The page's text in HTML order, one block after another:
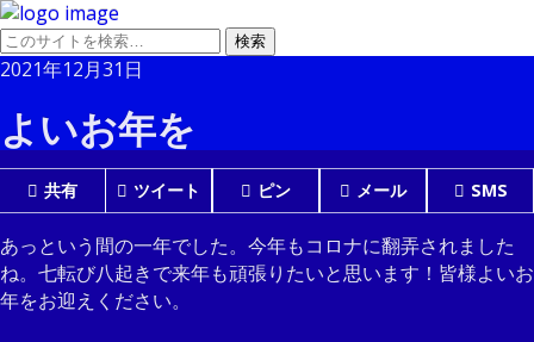
2021年12月31日
よいお年を
共有 ツイート ピン メール SMS
あっという間の一年でした。今年もコロナに翻弄されました
ね。七転び八起きで来年も頑張りたいと思います！皆様よいお
年をお迎えください。